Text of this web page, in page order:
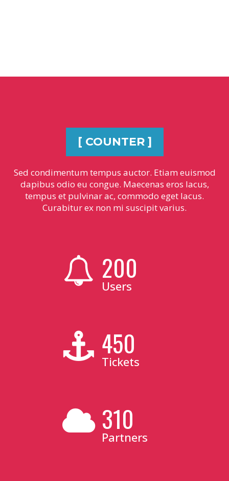
[ COUNTER ]
Sed condimentum tempus auctor. Etiam euismod
dapibus odio eu congue. Maecenas eros lacus,
tempus et pulvinar ac, commodo eget lacus.
Curabitur ex non mi suscipit varius.
200
Users
450
Tickets
310
Partners